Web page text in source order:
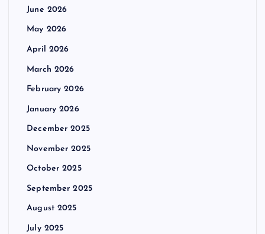
June 2026
May 2026
April 2026
March 2026
February 2026
January 2026
December 2025
November 2025
October 2025
September 2025
August 2025
July 2025